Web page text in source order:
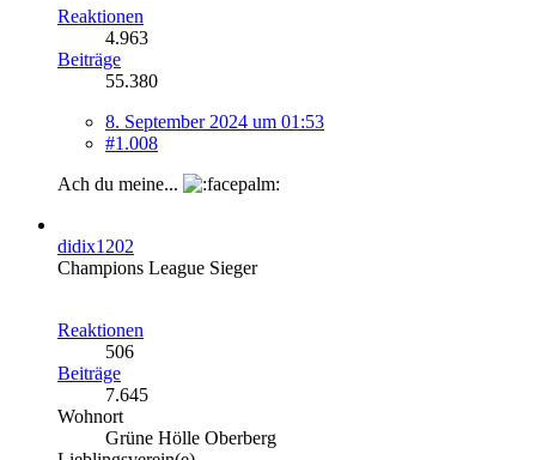
Reaktionen
4.963
Beiträge
55.380
8. September 2024 um 01:53
#1.008
Ach du meine...
didix1202
Champions League Sieger
Reaktionen
506
Beiträge
7.645
Wohnort
Grüne Hölle Oberberg